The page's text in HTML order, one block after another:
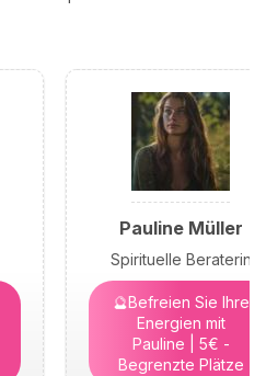
Pauline Müller
Spirituelle Beraterin
🔮Befreien Sie Ihre
Energien mit
Pauline | 5€ -
Begrenzte Plätze